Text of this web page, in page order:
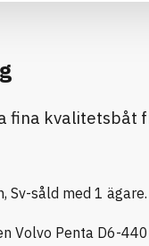
fina kvalitetsbåt
Sv-såld med 1 ägare.
Volvo Penta D6-